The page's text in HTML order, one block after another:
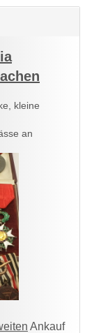
kleine
an
Ankauf